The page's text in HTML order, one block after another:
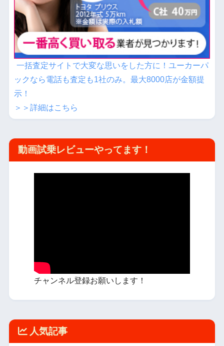
一括査定サイトで大変な思いをした方に！ユーカーパ
ックなら電話も査定も1社のみ。最大8000店が金額提
示！
＞＞詳細はこちら
動画試乗レビューやってます！
チャンネル登録お願いします！
人気記事